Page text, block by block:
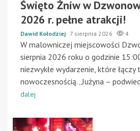
Święto Żniw w
2026 r. pełne atrakcji!
Dawid Kołodziej 7 sierpnia 2026 4
W malowniczej miejscowości
sierpnia 2026 roku o godzinie
niezwykłe wydarzenie, które łączy
nowoczesnością. „Jużyna –
dalej